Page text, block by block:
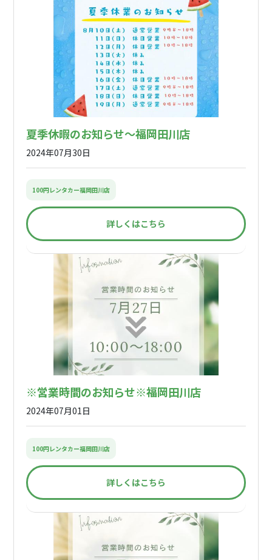
夏季休暇のお知らせ〜福岡田川店
2024年07月30日
100円レンタカー福岡田川店
詳しくはこちら
※営業時間のお知らせ※福岡田川店
2024年07月01日
100円レンタカー福岡田川店
詳しくはこちら